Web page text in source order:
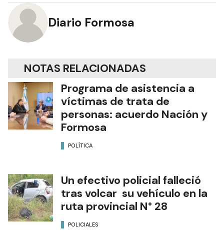
Diario Formosa
NOTAS RELACIONADAS
Programa de asistencia a
víctimas de trata de
personas: acuerdo Nación y
Formosa
POLÍTICA
Un efectivo policial falleció
tras volcar su vehículo en la
ruta provincial N° 28
POLICIALES